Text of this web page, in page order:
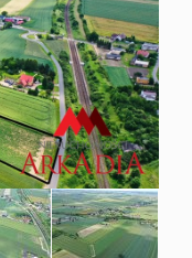
Dron
RODO
Blog